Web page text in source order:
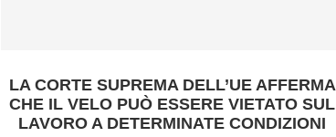
LA CORTE SUPREMA DELL’UE AFFERMA
CHE IL VELO PUÒ ESSERE VIETATO SUL
LAVORO A DETERMINATE CONDIZIONI